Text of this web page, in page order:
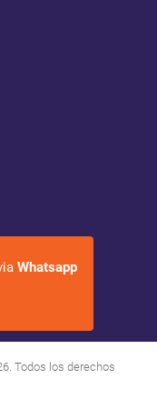
Whatsapp
Todos los derechos